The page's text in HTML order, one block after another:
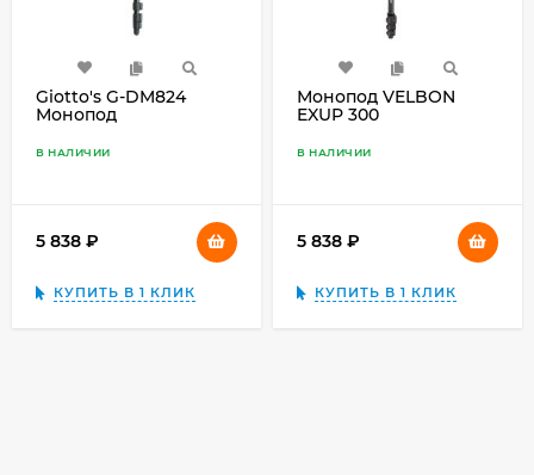
Giotto's G-DM824
Монопод
В НАЛИЧИИ
5 838
КУПИТЬ В 1 КЛИК
Монопод VELBON
EXUP 300
В НАЛИЧИИ
5 838
КУПИТЬ В 1 КЛИК